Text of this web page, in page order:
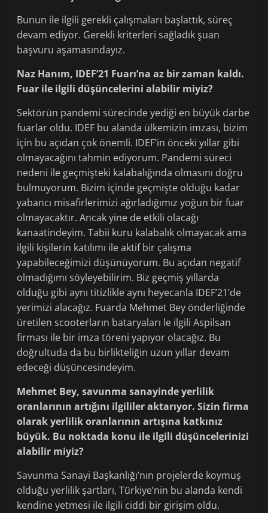
Bunun ile ilgili gerekli çalışmaları başlattık, süreç
devam ediyor. Gerekli kriterleri sağladık şuan
başvuru aşamasındayız.
Naz Hanım, IDEF’21 Fuarı’na az bir zaman kaldı.
Fuar ile ilgili düşüncelerini alabilir miyiz?
Sektörün pandemi sürecinde yediği en büyük darbe
fuarlar oldu. IDEF bu alanda ülkemizin imzası, bizim
için bu açıdan çok önemli. IDEF’in önceki yıllar gibi
olmayacağını tahmin ediyorum. Pandemi süreci
nedeni ile geçmişteki kalabalığında olmasını doğru
bulmuyorum. Bizim içinde geçmişte olduğu kadar
yabancı misafirlerimizi ağırladığımız yoğun bir fuar
olmayacaktır. Ancak yine de etkili olacağı
kanaatindeyim. Tabii kuru kalabalık olmayacak ama
ilgili kişilerin katılımı ile aktif bir çalışma
yapabileceğimizi düşünüyorum. Bu açıdan negatif
olmadığımı söyleyebilirim. Biz geçmiş yıllarda
olduğu gibi aynı titizlikle aynı heyecanla IDEF’21’de
yerimizi alacağız. Fuarda Mehmet Bey önderliğinde
üretilen scooterların bataryaları le ilgili Aspilsan
firması ile bir imza töreni yapıyor olacağız. Bu
doğrultuda da bu birlikteliğin uzun yıllar devam
edeceği düşüncesindeyim.
Mehmet Bey, savunma sanayinde yerlilik
oranlarının artığını ilgililer aktarıyor. Sizin firma
olarak yerlilik oranlarının artışına katkınız
büyük. Bu noktada konu ile ilgili düşüncelerinizi
alabilir miyiz?
Savunma Sanayi Başkanlığı’nın projelerde koymuş
olduğu yerlilik şartları, Türkiye’nin bu alanda kendi
kendine yetmesi ile ilgili ciddi bir girişim oldu.